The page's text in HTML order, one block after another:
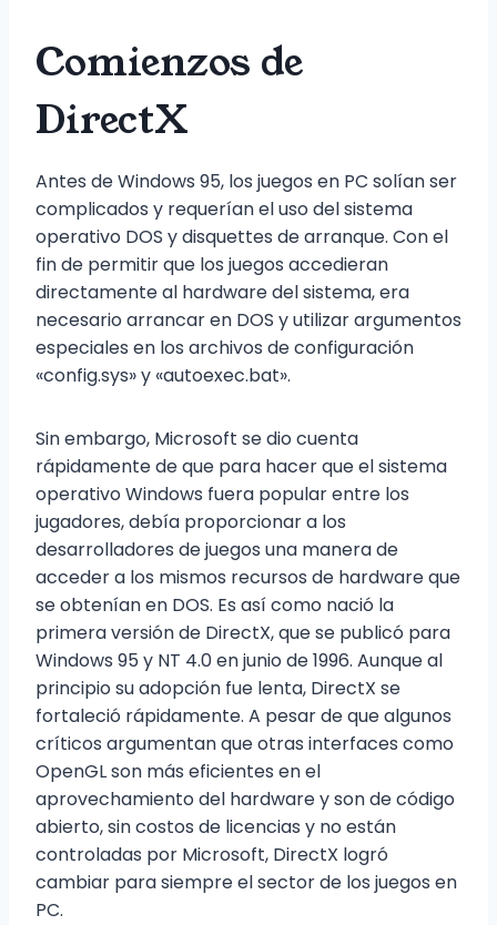
Comienzos de
DirectX
Antes de Windows 95, los juegos en PC solían ser
complicados y requerían el uso del sistema
operativo DOS y disquettes de arranque. Con el
fin de permitir que los juegos accedieran
directamente al hardware del sistema, era
necesario arrancar en DOS y utilizar argumentos
especiales en los archivos de configuración
«config.sys» y «autoexec.bat».
Sin embargo, Microsoft se dio cuenta
rápidamente de que para hacer que el sistema
operativo Windows fuera popular entre los
jugadores, debía proporcionar a los
desarrolladores de juegos una manera de
acceder a los mismos recursos de hardware que
se obtenían en DOS. Es así como nació la
primera versión de DirectX, que se publicó para
Windows 95 y NT 4.0 en junio de 1996. Aunque al
principio su adopción fue lenta, DirectX se
fortaleció rápidamente. A pesar de que algunos
críticos argumentan que otras interfaces como
OpenGL son más eficientes en el
aprovechamiento del hardware y son de código
abierto, sin costos de licencias y no están
controladas por Microsoft, DirectX logró
cambiar para siempre el sector de los juegos en
PC.